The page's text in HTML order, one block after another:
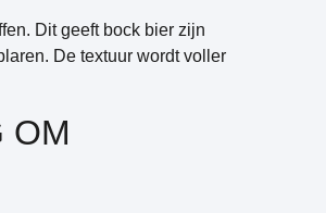
Dit geeft bock bier zijn
De textuur wordt voller
OM